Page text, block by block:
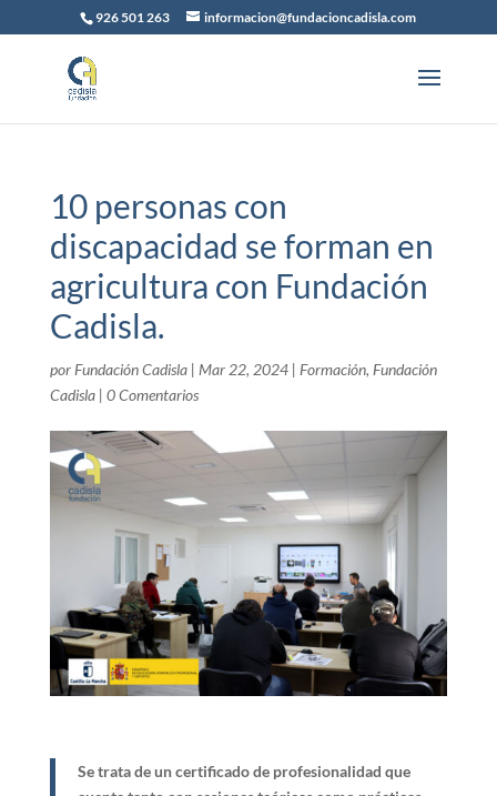
926 501 263 informacion@fundacioncadisla.com
10 personas con
discapacidad se forman en
agricultura con Fundación
Cadisla.
por Fundación Cadisla| Mar 22, 2024| Formación, Fundación
Cadisla| 0 Comentarios
Se trata de un certificado de profesionalidad que